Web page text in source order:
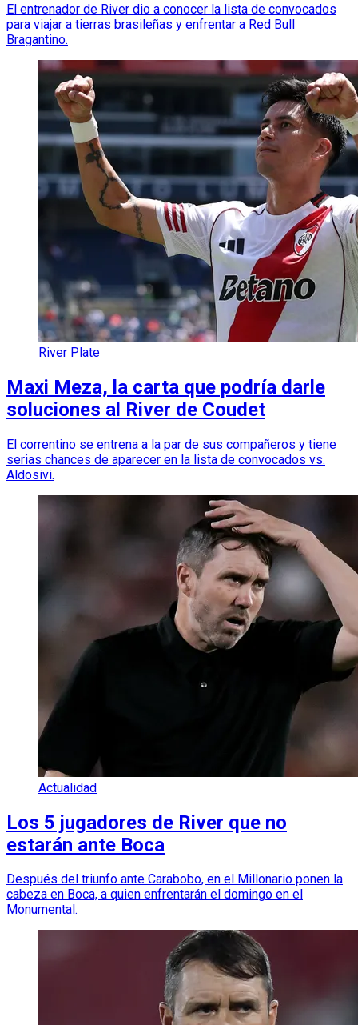
El entrenador de River dio a conocer la lista de convocados
para viajar a tierras brasileñas y enfrentar a Red Bull
Bragantino.
River Plate
Maxi Meza, la carta que podría darle
soluciones al River de Coudet
El correntino se entrena a la par de sus compañeros y tiene
serias chances de aparecer en la lista de convocados vs.
Aldosivi.
Actualidad
Los 5 jugadores de River que no
estarán ante Boca
Después del triunfo ante Carabobo, en el Millonario ponen la
cabeza en Boca, a quien enfrentarán el domingo en el
Monumental.